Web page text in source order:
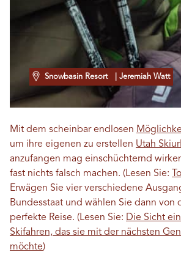
Snowbasin Resort | Jeremiah Watt
Mit dem scheinbar endlosen
um ihre eigenen zu erstellen Utah
anzufangen mag einschüchternd
fast nichts falsch machen. (Lesen Sie:
Erwägen Sie vier verschiedene
Bundesstaat und wählen Sie dann von
perfekte Reise. (Lesen Sie: Die Sicht
Skifahren, das sie mit der nächsten
möchte)